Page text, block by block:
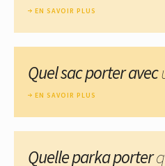
EN SAVOIR PLUS
Quel sac porter avec
EN SAVOIR PLUS
Quelle parka porter